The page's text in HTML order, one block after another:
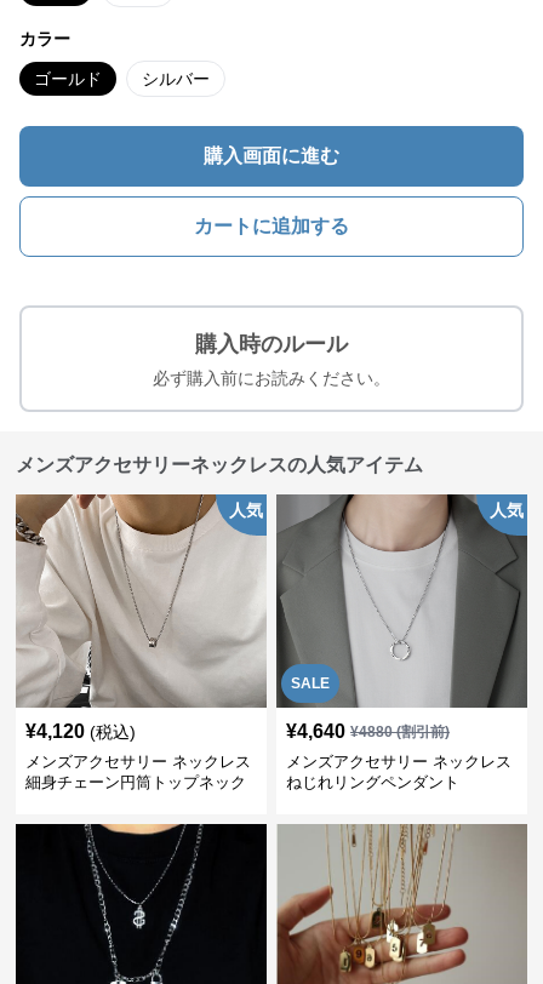
カラー
ゴールド シルバー
購入画面に進む
カートに追加する
購入時のルール
必ず購入前にお読みください。
メンズアクセサリーネックレスの人気アイテム
人気
¥4,120 (税込)
メンズアクセサリー ネックレス
細身チェーン円筒トップネック
SALE
人気
¥4,640 ¥4880(割引前)
メンズアクセサリー ネックレス
ねじれリングペンダント